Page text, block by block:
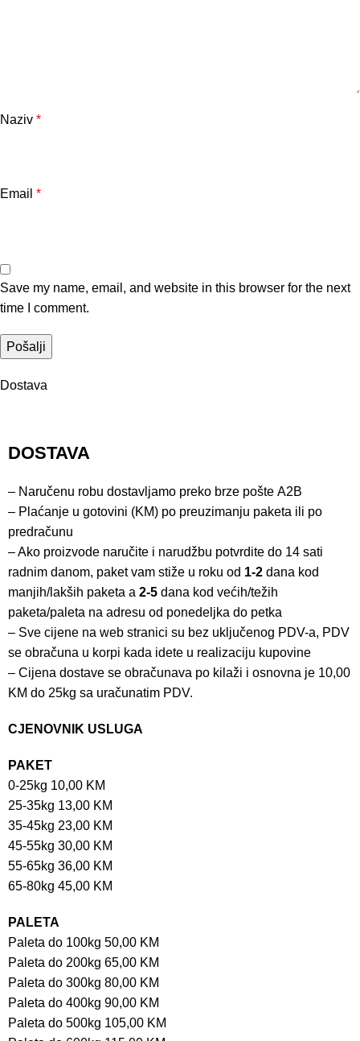
Naziv *
Email *
Save my name, email, and website in this browser for the next
time I comment.
Dostava
DOSTAVA
– Naručenu robu dostavljamo preko brze pošte A2B
– Plaćanje u gotovini (KM) po preuzimanju paketa ili po
predračunu
– Ako proizvode naručite i narudžbu potvrdite do 14 sati
radnim danom, paket vam stiže u roku od 1-2 dana kod
manjih/lakših paketa a 2-5 dana kod većih/težih
paketa/paleta na adresu od ponedeljka do petka
– Sve cijene na web stranici su bez uključenog PDV-a, PDV
se obračuna u korpi kada idete u realizaciju kupovine
– Cijena dostave se obračunava po kilaži i osnovna je 10,00
KM do 25kg sa uračunatim PDV.
CJENOVNIK USLUGA
PAKET
0-25kg 10,00 KM
25-35kg 13,00 KM
35-45kg 23,00 KM
45-55kg 30,00 KM
55-65kg 36,00 KM
65-80kg 45,00 KM
PALETA
Paleta do 100kg 50,00 KM
Paleta do 200kg 65,00 KM
Paleta do 300kg 80,00 KM
Paleta do 400kg 90,00 KM
Paleta do 500kg 105,00 KM